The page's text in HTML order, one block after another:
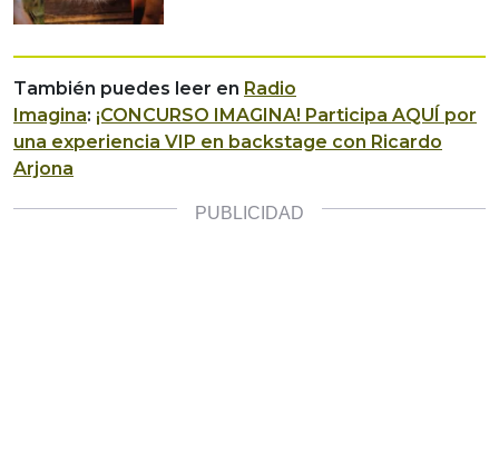
También puedes leer en Radio
Imagina: ¡CONCURSO IMAGINA! Participa AQUÍ por
una experiencia VIP en backstage con Ricardo
Arjona